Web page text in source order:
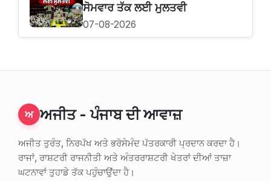
ਸੋਮਵਾਰ ਤੱਕ ਲਈ ਮੁਲਤਵੀ
07-08-2026
ਅ ਅਜੀਤ - ਪੰਜਾਬ ਦੀ ਆਵਾਜ਼
ਅਜੀਤ ਤੁਰੰਤ, ਨਿਰਪੱਖ ਅਤੇ ਭਰੋਸੇਮੰਦ ਪੱਤਰਕਾਰੀ ਪ੍ਰਦਾਨ ਕਰਦਾ ਹੈ।
ਰਾਜਾਂ, ਰਾਸ਼ਟਰੀ ਰਾਜਨੀਤੀ ਅਤੇ ਅੰਤਰਰਾਸ਼ਟਰੀ ਖੇਤਰਾਂ ਦੀਆਂ ਤਾਜ਼ਾ
ਘਟਨਾਵਾਂ ਤੁਹਾਡੇ ਤੱਕ ਪਹੁੰਚਾਉਂਦਾ ਹੈ।